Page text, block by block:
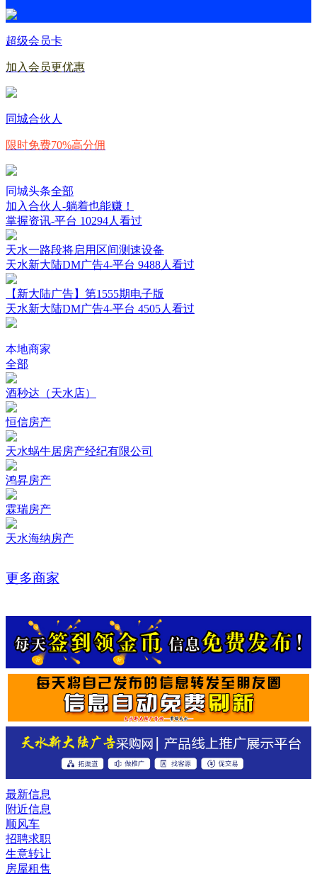
超级会员卡
加入会员更优惠
同城合伙人
限时免费70%高分佣
同城头条全部
加入合伙人-躺着也能赚！
掌握资讯-平台 10294人看过
天水一路段将启用区间测速设备
天水新大陆DM广告4-平台 9488人看过
【新大陆广告】第1555期电子版
天水新大陆DM广告4-平台 4505人看过
本地商家
全部
酒秒达（天水店）
恒信房产
天水蜗牛居房产经纪有限公司
鸿昇房产
霖瑞房产
天水海纳房产
更多商家
最新信息
附近信息
顺风车
招聘求职
生意转让
房屋租售